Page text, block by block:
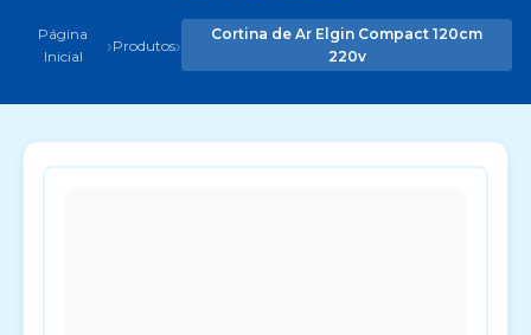
Página
Inicial
›Produtos›
Cortina de Ar Elgin Compact 120cm
220v